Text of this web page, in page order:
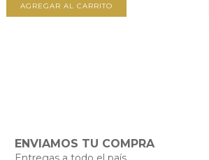
AGREGAR AL CARRITO
ENVIAMOS TU COMPRA